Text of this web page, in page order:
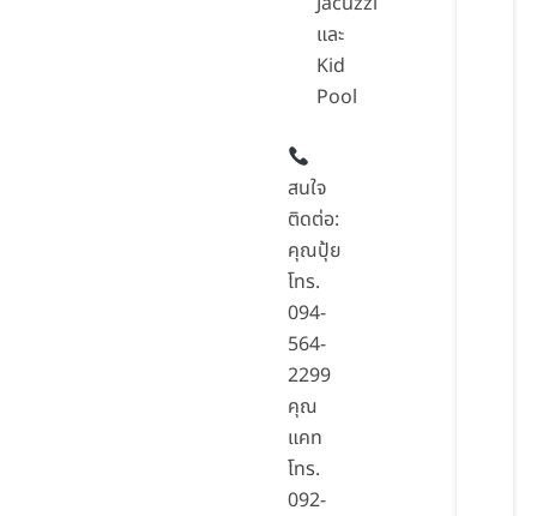
และ
Kid
Pool
สนใจ
ติดต่อ:
คุณปุ้ย
โทร.
094-
564-
2299
คุณ
แคท
โทร.
092-